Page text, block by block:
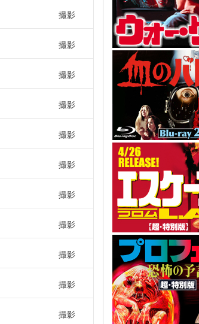
撮影
撮影
撮影
撮影
撮影
撮影
撮影
撮影
撮影
撮影
撮影